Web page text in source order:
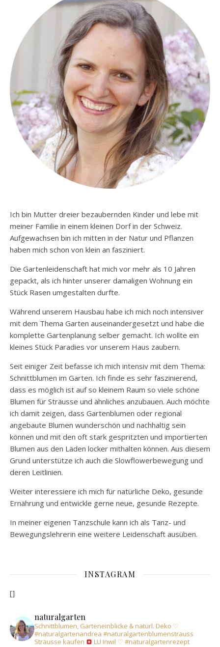
Ich bin Mutter dreier bezaubernden Kinder und lebe mit
meiner Familie in einem kleinen Dorf in der Schweiz.
Aufgewachsen bin ich mitten in der Natur und Pflanzen
haben mich schon von klein an fasziniert.
Die Gartenleidenschaft hat mich vor mehr als 10 Jahren
gepackt, als ich hinter unserer damaligen Wohnung ein
Stück Rasen umgestalten durfte.
Während unserem Hausbau habe ich mich noch intensiver
mit dem Thema Garten auseinandergesetzt und habe die
komplette Gartenplanung selber gemacht. Ich wollte ein
kleines Stück Paradies vor unserem Haus zaubern.
Seit einiger Zeit befasse ich mich intensiv mit dem Thema:
Schnittblumen im Garten. Ich finde es sehr faszinierend,
dass es möglich ist auf so kleinem Raum so viele schöne
Blumen für Sträusse und ähnliches anzubauen. Auch möchte
ich damit zeigen, dass Gartenblumen oder regional
angebaute Blumen wunderschön und nachhaltig sein
können und mit den oft stark gespritzten und importierten
Blumen aus den Läden locker mithalten können. Aus diesem
Grund unterstütze ich auch die Slowflowerbewegung und
deren Leitlinien.
Weiter interessiere ich mich für natürliche Deko, gesunde
Ernährung und entwickle gerne neue, gesunde Rezepte.
In meiner eigenen Tanzschule kann ich als Tanz- und
Bewegungslehrerin eine weitere Leidenschaft ausüben.
INSTAGRAM
[]
naturalgarten
Schnittblumen, Garteneinblicke & natürl. Deko ♡
#naturalgartenandrea #naturalgartenblumenstrauss
Sträusse kaufen
LU Inwil ♡ #naturalgartenrezept